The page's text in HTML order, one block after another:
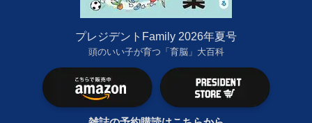
プレジデントFamily 2026年夏号
頭のいい子が育つ「育脳」大百科